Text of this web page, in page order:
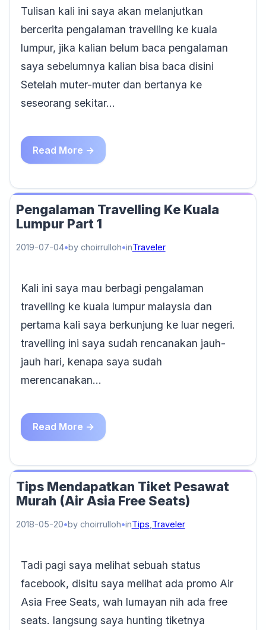
Tulisan kali ini saya akan melanjutkan
bercerita pengalaman travelling ke kuala
lumpur, jika kalian belum baca pengalaman
saya sebelumnya kalian bisa baca disini
Setelah muter-muter dan bertanya ke
seseorang sekitar…
Read More →
Pengalaman Travelling Ke Kuala
Lumpur Part 1
2019-07-04 by choirrulloh inTraveler
Kali ini saya mau berbagi pengalaman
travelling ke kuala lumpur malaysia dan
pertama kali saya berkunjung ke luar negeri.
travelling ini saya sudah rencanakan jauh-
jauh hari, kenapa saya sudah
merencanakan…
Read More →
Tips Mendapatkan Tiket Pesawat
Murah (Air Asia Free Seats)
2018-05-20 by choirrulloh inTips Traveler
Tadi pagi saya melihat sebuah status
facebook, disitu saya melihat ada promo Air
Asia Free Seats, wah lumayan nih ada free
seats. langsung saya hunting tiketnya